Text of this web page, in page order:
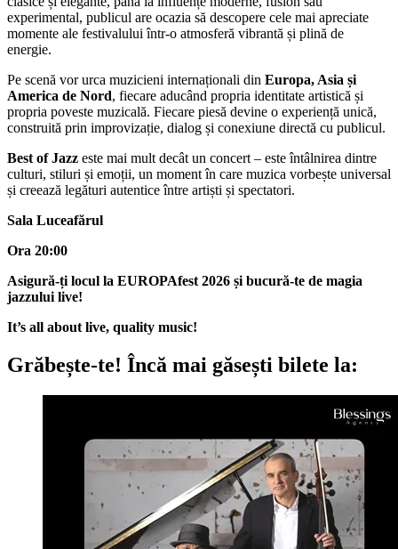
experimental, publicul are ocazia să descopere cele mai apreciate
momente ale festivalului într-o atmosferă vibrantă și plină de
energie.
Pe scenă vor urca muzicieni internaționali din Europa, Asia și
America de Nord, fiecare aducând propria identitate artistică și
propria poveste muzicală. Fiecare piesă devine o experiență unică,
construită prin improvizație, dialog și conexiune directă cu publicul.
Best of Jazz este mai mult decât un concert – este întâlnirea dintre
culturi, stiluri și emoții, un moment în care muzica vorbește universal
și creează legături autentice între artiști și spectatori.
Sala Luceafărul
Ora 20:00
Asigură-ți locul la EUROPAfest 2026 și bucură-te de magia
jazzului live!
It’s all about live, quality music!
Grăbește-te! Încă mai găsești bilete la: